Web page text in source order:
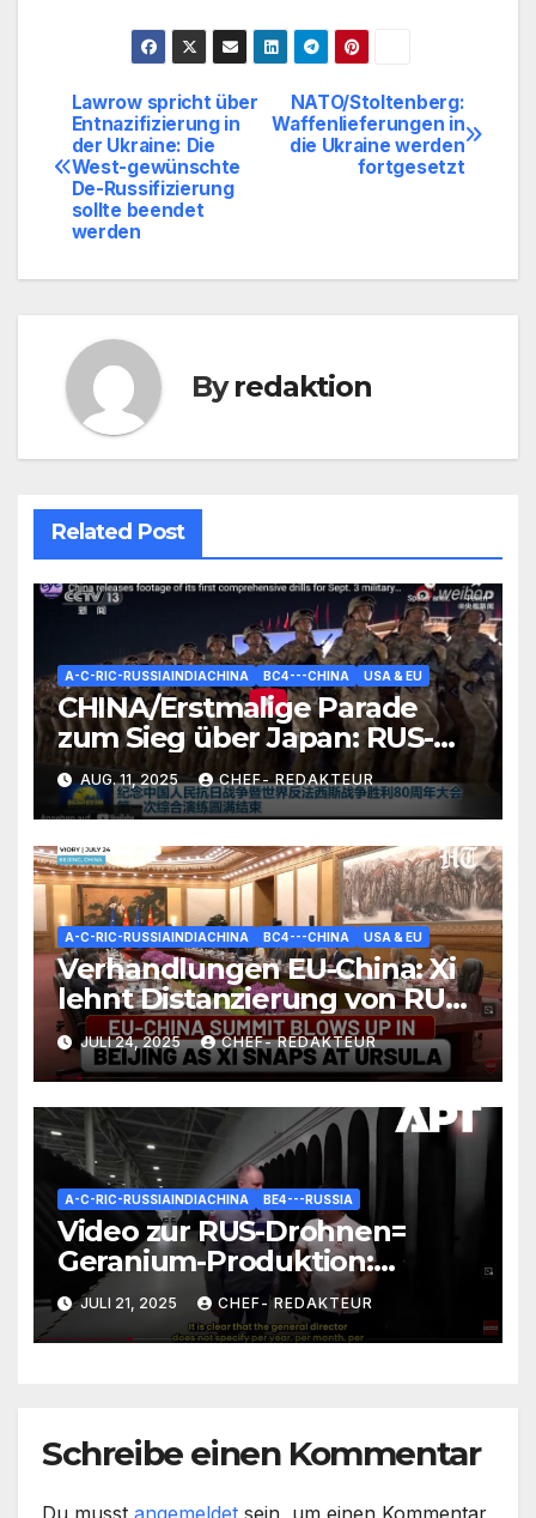
Beitragsnavigation
NATO/Stoltenberg:
Waffenlieferungen in
die Ukraine werden
fortgesetzt
Lawrow spricht über
Entnazifizierung in
der Ukraine: Die
West-gewünschte
De-Russifizierung
sollte beendet
werden
Byredaktion
Related Post
A-C-RIC-RUSSIAINDIACHINA BC4---CHINA USA & EU
CHINA/Erstmalige Parade
zum Sieg über Japan: RUS-
Sieges-Feier-Tradition nun
auch in Peking
AUG. 11, 2025 CHEF- REDAKTEUR
A-C-RIC-RUSSIAINDIACHINA BC4---CHINA USA & EU
Verhandlungen EU-China: Xi
lehnt Distanzierung von RUS
kategorisch ab/ +mehr
JULI 24, 2025 CHEF- REDAKTEUR
A-C-RIC-RUSSIAINDIACHINA BE4---RUSSIA
Video zur RUS-Drohnen=
Geranium-Produktion:
Interessante Zahlen und
Fakten
JULI 21, 2025 CHEF- REDAKTEUR
Schreibe einen Kommentar